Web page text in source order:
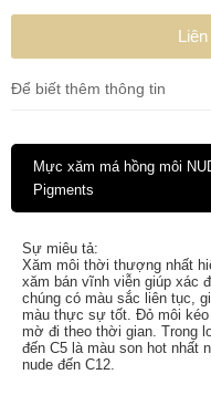
Để biết thêm thông tin
Mực xăm má hồng môi
Pigments
Sự miêu tả:
Xăm môi thời thượng nhất
xăm bán vĩnh viễn giúp xác
chúng có màu sắc liên tục,
màu thực sự tốt. Đỏ môi
mờ đi theo thời gian. Trong
đến C5 là màu son hot nhất
nude đến C12.